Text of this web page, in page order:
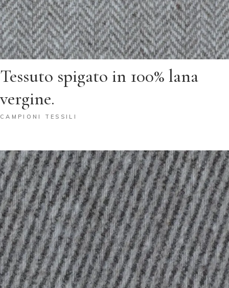
Tessuto spigato in 100% lana
vergine.
CAMPIONI TESSILI